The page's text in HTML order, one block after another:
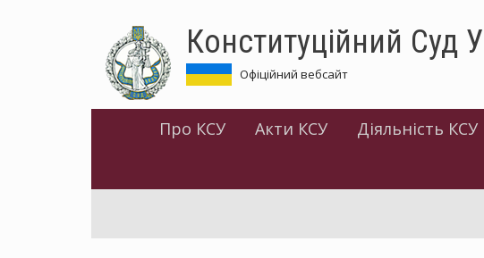
Конституційний Суд
Офіційний вебсайт
Про КСУ Акти КСУ Діяльність КСУ